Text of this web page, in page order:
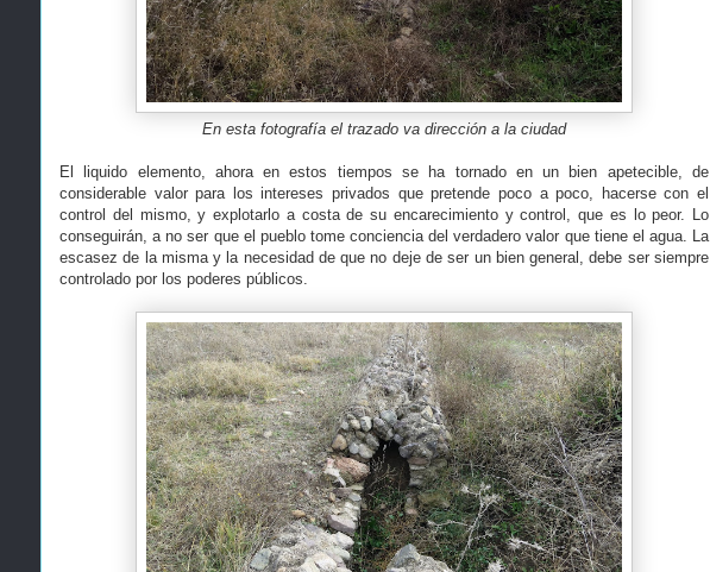
En esta fotografía el trazado va dirección a la ciudad
El liquido elemento, ahora en estos tiempos se ha tornado en un bien apetecible, de
considerable valor para los intereses privados que pretende poco a poco, hacerse con el
control del mismo, y explotarlo a costa de su encarecimiento y control, que es lo peor. Lo
conseguirán, a no ser que el pueblo tome conciencia del verdadero valor que tiene el agua. La
escasez de la misma y la necesidad de que no deje de ser un bien general, debe ser siempre
controlado por los poderes públicos.